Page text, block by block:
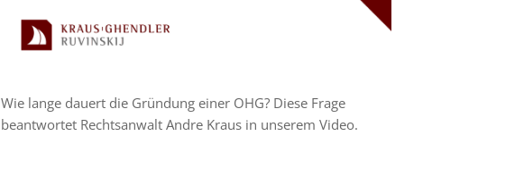
Wie lange dauert die Gründung einer OHG? Diese Frage
beantwortet Rechtsanwalt Andre Kraus in unserem Video.